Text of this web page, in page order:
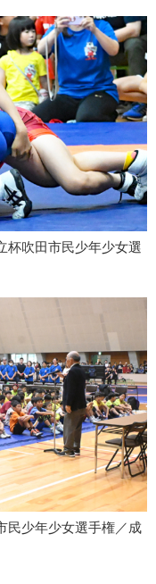
杯吹田市民少年少女選
民少年少女選手権／成